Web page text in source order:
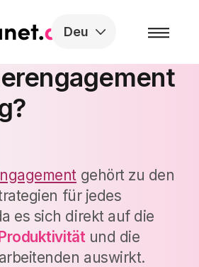
Deu
gehört zu den
für jedes
es sich direkt auf die
und die
auswirkt.